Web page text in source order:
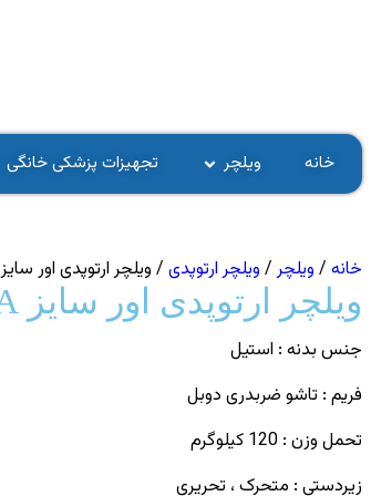
خانه ویلچر تجهیزات پزشکی خانگی
خانه / ویلچر / ویلچر ارتوپدی / ویلچر ارتوپدی اور سایز JTS 901A
ویلچر ارتوپدی اور سایز JTS 901A
جنس بدنه : استیل
فریم : تاشو ضربدری دوبل
تحمل وزن : 120 کیلوگرم
زیردستی : متحرک ، تحریری